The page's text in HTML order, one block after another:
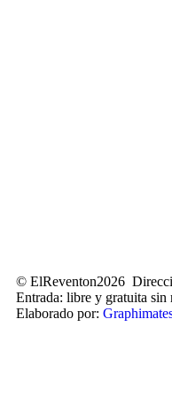
© ElReventon2026
Entrada: libre y gratuita sin
Elaborado por: